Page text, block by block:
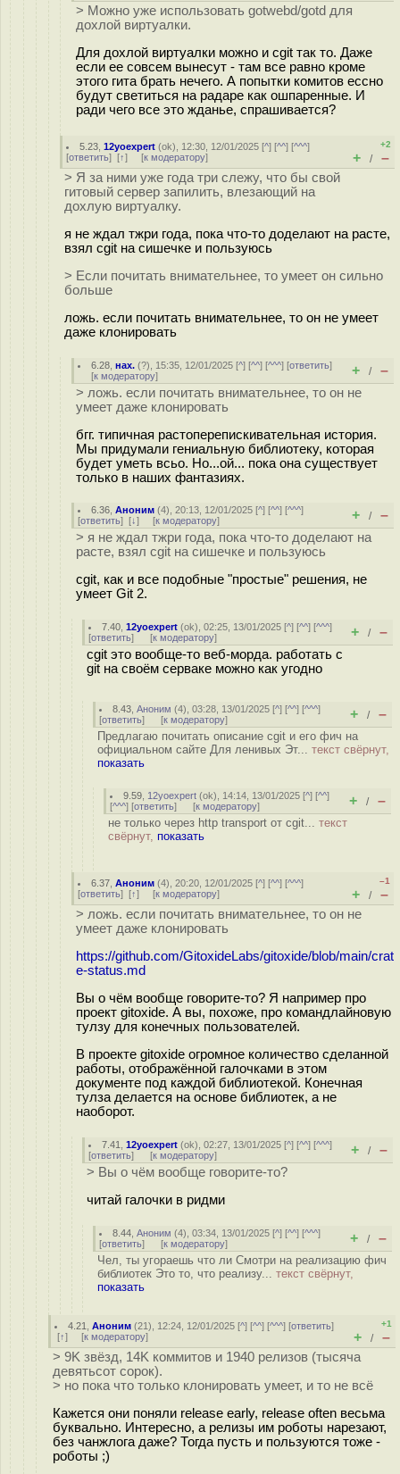
> Можно уже использовать gotwebd/gotd для
дохлой виртуалки.
Для дохлой виртуалки можно и cgit так то. Даже
если ее совсем вынесут - там все равно кроме
этого гита брать нечего. А попытки комитов ессно
будут светиться на радаре как ошпаренные. И
ради чего все это жданье, спрашивается?
5.23 ,12yoexpert (ok), 12:30, 12/01/2025 [^] [^^] [^^^]
[ответить] [↑] [к модератору]
+2
+ / –
> Я за ними уже года три слежу, что бы свой
гитовый сервер запилить, влезающий на
дохлую виртуалку.
я не ждал тжри года, пока что-то доделают на расте,
взял cgit на сишечке и пользуюсь
> Если почитать внимательнее, то умеет он сильно
больше
ложь. если почитать внимательнее, то он не умеет
даже клонировать
6.28 ,нах. (?), 15:35, 12/01/2025 [^] [^^] [^^^] [ответить]
[к модератору] + / –
> ложь. если почитать внимательнее, то он не
умеет даже клонировать
бгг. типичная растоперепискивательная история.
Мы придумали гениальную библиотеку, которая
будет уметь всьо. Но...ой... пока она существует
только в наших фантазиях.
6.36 ,Аноним (4), 20:13, 12/01/2025 [^] [^^] [^^^]
[ответить] [↓] [к модератору] + / –
> я не ждал тжри года, пока что-то доделают на
расте, взял cgit на сишечке и пользуюсь
cgit, как и все подобные "простые" решения, не
умеет Git 2.
7.40 ,12yoexpert (ok), 02:25, 13/01/2025 [^] [^^] [^^^]
[ответить] [к модератору] + / –
cgit это вообще-то веб-морда. работать с
git на своём серваке можно как угодно
8.43 ,Аноним (4), 03:28, 13/01/2025 [^] [^^] [^^^]
[ответить] [к модератору] + / –
Предлагаю почитать описание cgit и его фич на
официальном сайте Для ленивых Эт... текст свёрнут,
показать
9.59 12yoexpert (ok), 14:14, 13/01/2025 [^] [^^]
[^^^] [ответить] [к модератору] + / –
не только через http transport от cgit... текст
свёрнут, показать
6.37 ,Аноним (4), 20:20, 12/01/2025 [^] [^^] [^^^]
[ответить] [↑] [к модератору]
–1
+ / –
> ложь. если почитать внимательнее, то он не
умеет даже клонировать
https://github.com/GitoxideLabs/gitoxide/blob/main/crat
e-status.md
Вы о чём вообще говорите-то? Я например про
проект gitoxide. А вы, похоже, про командлайновую
тулзу для конечных пользователей.
В проекте gitoxide огромное количество сделанной
работы, отображённой галочками в этом
документе под каждой библиотекой. Конечная
тулза делается на основе библиотек, а не
наоборот.
7.41 ,12yoexpert (ok), 02:27, 13/01/2025 [^] [^^] [^^^]
[ответить] [к модератору] + / –
> Вы о чём вообще говорите-то?
читай галочки в ридми
8.44 ,Аноним (4), 03:34, 13/01/2025 [^] [^^] [^^^]
[ответить] [к модератору] + / –
Чел, ты угораешь что ли Смотри на реализацию фич
библиотек Это то, что реализу... текст свёрнут,
показать
4.21 ,Аноним (21), 12:24, 12/01/2025 [^] [^^] [^^^] [ответить]
[↑] [к модератору]
+1
+ / –
> 9K звёзд, 14K коммитов и 1940 релизов (тысяча
девятьсот сорок).
> но пока что только клонировать умеет, и то не всё
Кажется они поняли release early, release often весьма
буквально. Интересно, а релизы им роботы нарезают,
без чанжлога даже? Тогда пусть и пользуются тоже -
роботы ;)